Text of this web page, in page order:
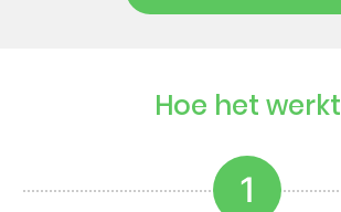
Hoe het werkt
1